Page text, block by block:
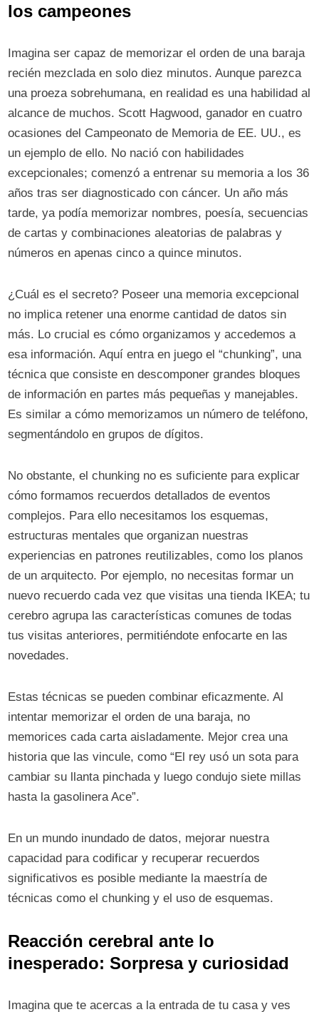
los campeones
Imagina ser capaz de memorizar el orden de una baraja
recién mezclada en solo diez minutos. Aunque parezca
una proeza sobrehumana, en realidad es una habilidad al
alcance de muchos. Scott Hagwood, ganador en cuatro
ocasiones del Campeonato de Memoria de EE. UU., es
un ejemplo de ello. No nació con habilidades
excepcionales; comenzó a entrenar su memoria a los 36
años tras ser diagnosticado con cáncer. Un año más
tarde, ya podía memorizar nombres, poesía, secuencias
de cartas y combinaciones aleatorias de palabras y
números en apenas cinco a quince minutos.
¿Cuál es el secreto? Poseer una memoria excepcional
no implica retener una enorme cantidad de datos sin
más. Lo crucial es cómo organizamos y accedemos a
esa información. Aquí entra en juego el “chunking”, una
técnica que consiste en descomponer grandes bloques
de información en partes más pequeñas y manejables.
Es similar a cómo memorizamos un número de teléfono,
segmentándolo en grupos de dígitos.
No obstante, el chunking no es suficiente para explicar
cómo formamos recuerdos detallados de eventos
complejos. Para ello necesitamos los esquemas,
estructuras mentales que organizan nuestras
experiencias en patrones reutilizables, como los planos
de un arquitecto. Por ejemplo, no necesitas formar un
nuevo recuerdo cada vez que visitas una tienda IKEA; tu
cerebro agrupa las características comunes de todas
tus visitas anteriores, permitiéndote enfocarte en las
novedades.
Estas técnicas se pueden combinar eficazmente. Al
intentar memorizar el orden de una baraja, no
memorices cada carta aisladamente. Mejor crea una
historia que las vincule, como “El rey usó un sota para
cambiar su llanta pinchada y luego condujo siete millas
hasta la gasolinera Ace”.
En un mundo inundado de datos, mejorar nuestra
capacidad para codificar y recuperar recuerdos
significativos es posible mediante la maestría de
técnicas como el chunking y el uso de esquemas.
Reacción cerebral ante lo
inesperado: Sorpresa y curiosidad
Imagina que te acercas a la entrada de tu casa y ves